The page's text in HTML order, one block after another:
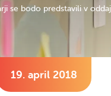
se bodo predstavili v
19. april 2018